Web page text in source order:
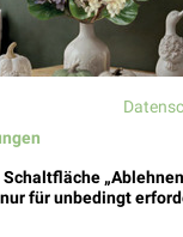
für unbedingt